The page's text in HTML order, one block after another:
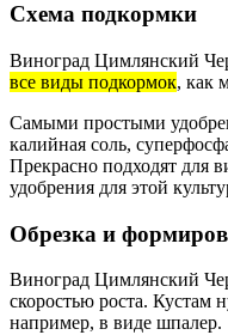
Схема подкормки
Виноград Цимлянский
все виды подкормок, как
Самыми простыми
калийная соль,
Прекрасно подходят для
удобрения для этой
Обрезка и
Виноград Цимлянский
скоростью роста. Кустам
например, в виде шпалер.